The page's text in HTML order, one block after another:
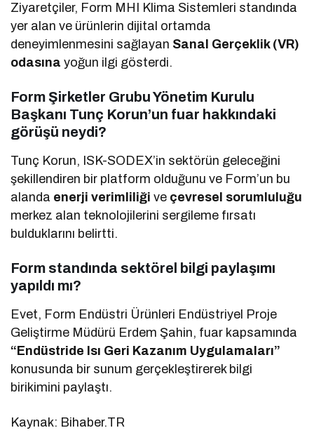
Ziyaretçiler, Form MHI Klima Sistemleri standında
yer alan ve ürünlerin dijital ortamda
deneyimlenmesini sağlayan Sanal Gerçeklik (VR)
odasına yoğun ilgi gösterdi.
Form Şirketler Grubu Yönetim Kurulu
Başkanı Tunç Korun’un fuar hakkındaki
görüşü neydi?
Tunç Korun, ISK-SODEX’in sektörün geleceğini
şekillendiren bir platform olduğunu ve Form’un bu
alanda enerji verimliliği ve çevresel sorumluluğu
merkez alan teknolojilerini sergileme fırsatı
bulduklarını belirtti.
Form standında sektörel bilgi paylaşımı
yapıldı mı?
Evet, Form Endüstri Ürünleri Endüstriyel Proje
Geliştirme Müdürü Erdem Şahin, fuar kapsamında
“Endüstride Isı Geri Kazanım Uygulamaları”
konusunda bir sunum gerçekleştirerek bilgi
birikimini paylaştı.
Kaynak: Bihaber.TR